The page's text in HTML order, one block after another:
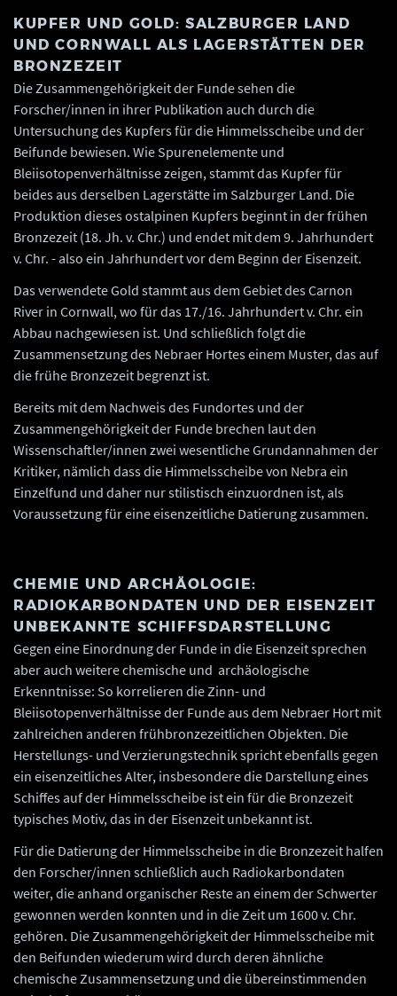
KUPFER UND GOLD: SALZBURGER LAND
UND CORNWALL ALS LAGERSTÄTTEN DER
BRONZEZEIT
Die Zusammengehörigkeit der Funde sehen die
Forscher/innen in ihrer Publikation auch durch die
Untersuchung des Kupfers für die Himmelsscheibe und der
Beifunde bewiesen. Wie Spurenelemente und
Bleiisotopenverhältnisse zeigen, stammt das Kupfer für
beides aus derselben Lagerstätte im Salzburger Land. Die
Produktion dieses ostalpinen Kupfers beginnt in der frühen
Bronzezeit (18. Jh. v. Chr.) und endet mit dem 9. Jahrhundert
v. Chr. - also ein Jahrhundert vor dem Beginn der Eisenzeit.
Das verwendete Gold stammt aus dem Gebiet des Carnon
River in Cornwall, wo für das 17./16. Jahrhundert v. Chr. ein
Abbau nachgewiesen ist. Und schließlich folgt die
Zusammensetzung des Nebraer Hortes einem Muster, das auf
die frühe Bronzezeit begrenzt ist.
Bereits mit dem Nachweis des Fundortes und der
Zusammengehörigkeit der Funde brechen laut den
Wissenschaftler/innen zwei wesentliche Grundannahmen der
Kritiker, nämlich dass die Himmelsscheibe von Nebra ein
Einzelfund und daher nur stilistisch einzuordnen ist, als
Voraussetzung für eine eisenzeitliche Datierung zusammen.
CHEMIE UND ARCHÄOLOGIE:
RADIOKARBONDATEN UND DER EISENZEIT
UNBEKANNTE SCHIFFSDARSTELLUNG
Gegen eine Einordnung der Funde in die Eisenzeit sprechen
aber auch weitere chemische und archäologische
Erkenntnisse: So korrelieren die Zinn- und
Bleiisotopenverhältnisse der Funde aus dem Nebraer Hort mit
zahlreichen anderen frühbronzezeitlichen Objekten. Die
Herstellungs- und Verzierungstechnik spricht ebenfalls gegen
ein eisenzeitliches Alter, insbesondere die Darstellung eines
Schiffes auf der Himmelsscheibe ist ein für die Bronzezeit
typisches Motiv, das in der Eisenzeit unbekannt ist.
Für die Datierung der Himmelsscheibe in die Bronzezeit halfen
den Forscher/innen schließlich auch Radiokarbondaten
weiter, die anhand organischer Reste an einem der Schwerter
gewonnen werden konnten und in die Zeit um 1600 v. Chr.
gehören. Die Zusammengehörigkeit der Himmelsscheibe mit
den Beifunden wiederum wird durch deren ähnliche
chemische Zusammensetzung und die übereinstimmenden